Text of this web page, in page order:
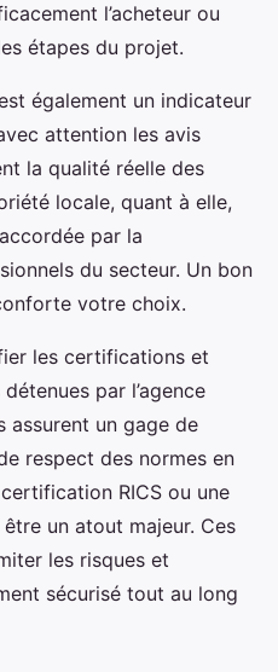
l’acheteur ou
étapes du projet.
également un indicateur
attention les avis
la qualité réelle des
locale, quant à elle,
par la
du secteur. Un bon
votre choix.
les certifications et
par l’agence
assurent un gage de
respect des normes en
RICS ou une
un atout majeur. Ces
les risques et
sécurisé tout au long